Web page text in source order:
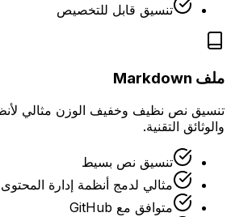
تنسيق قابل للتخصيص
ملف Markdown
تنسيق نص نظيف وخفيف الوزن مثالي
والوثائق التقنية.
تنسيق نص بسيط
مثالي لدمج أنظمة إدارة المحتوى
متوافق مع GitHub